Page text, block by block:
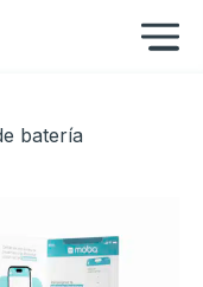
batería